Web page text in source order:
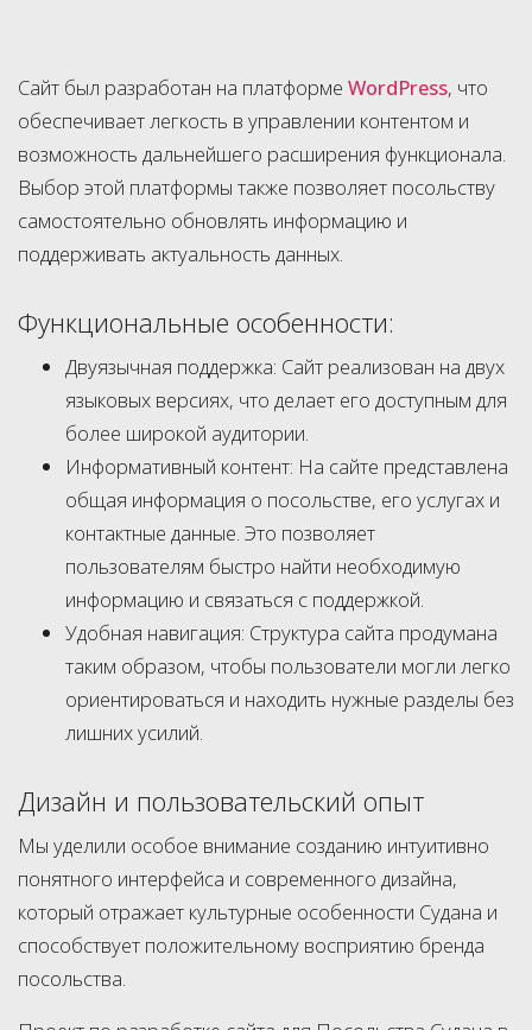
Сайт был разработан на платформе WordPress, что
обеспечивает легкость в управлении контентом и
возможность дальнейшего расширения функционала.
Выбор этой платформы также позволяет посольству
самостоятельно обновлять информацию и
поддерживать актуальность данных.
Функциональные особенности:
Двуязычная поддержка: Сайт реализован на двух
языковых версиях, что делает его доступным для
более широкой аудитории.
Информативный контент: На сайте представлена
общая информация о посольстве, его услугах и
контактные данные. Это позволяет
пользователям быстро найти необходимую
информацию и связаться с поддержкой.
Удобная навигация: Структура сайта продумана
таким образом, чтобы пользователи могли легко
ориентироваться и находить нужные разделы без
лишних усилий.
Дизайн и пользовательский опыт
Мы уделили особое внимание созданию интуитивно
понятного интерфейса и современного дизайна,
который отражает культурные особенности Судана и
способствует положительному восприятию бренда
посольства.